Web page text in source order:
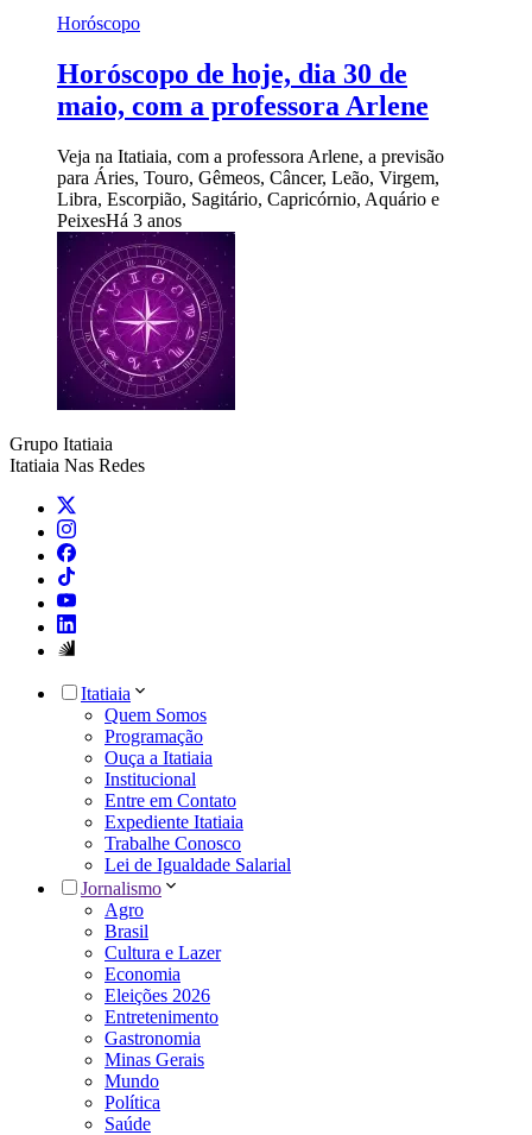
Horóscopo
Horóscopo de hoje, dia 30 de
maio, com a professora Arlene
Veja na Itatiaia, com a professora Arlene, a previsão
para Áries, Touro, Gêmeos, Câncer, Leão, Virgem,
Libra, Escorpião, Sagitário, Capricórnio, Aquário e
PeixesHá 3 anos
Grupo Itatiaia
Itatiaia Nas Redes
Itatiaia
Quem Somos
Programação
Ouça a Itatiaia
Institucional
Entre em Contato
Expediente Itatiaia
Trabalhe Conosco
Lei de Igualdade Salarial
Jornalismo
Agro
Brasil
Cultura e Lazer
Economia
Eleições 2026
Entretenimento
Gastronomia
Minas Gerais
Mundo
Política
Saúde